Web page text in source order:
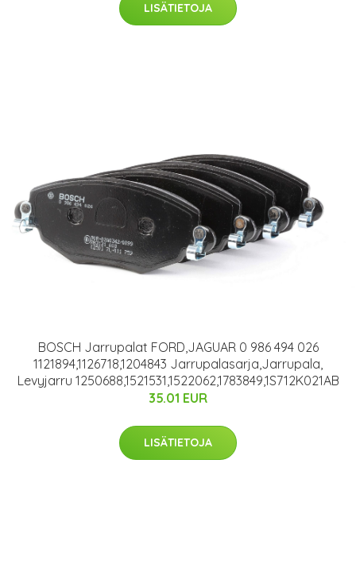
LISÄTIETOJA
BOSCH Jarrupalat FORD,JAGUAR 0 986 494 026
1121894,1126718,1204843 Jarrupalasarja,Jarrupala,
Levyjarru 1250688,1521531,1522062,1783849,1S712K021AB
35.01 EUR
LISÄTIETOJA